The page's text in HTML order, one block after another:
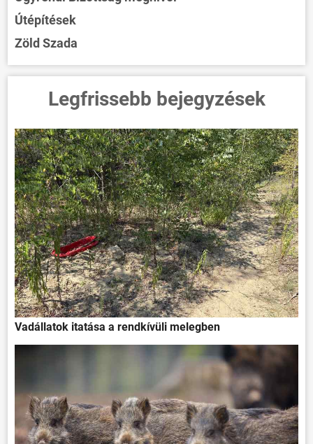
Útépítések
Zöld Szada
Legfrissebb bejegyzések
Vadállatok itatása a rendkívüli melegben